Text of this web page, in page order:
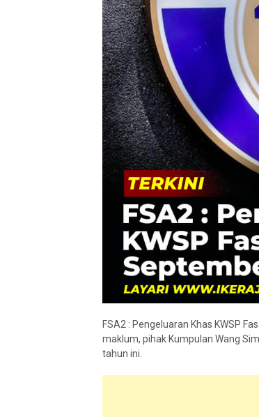
FSA2 : Pengeluaran Khas KWSP
maklum, pihak Kumpulan Wang
tahun ini.